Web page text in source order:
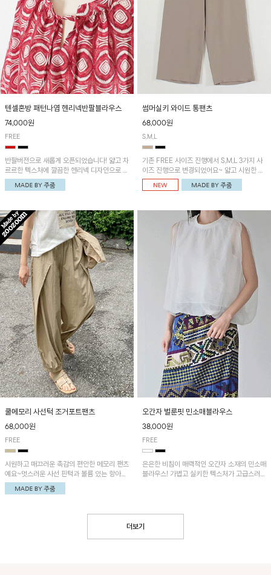
텐셀혼방 패턴나염 헨리넥반팔블라우스
74,000원
FREE
반팔버전으로 새롭게 오픈되었습니다! 얇고 차
르르한 텍스처에 깔끔한 헨리넥 디자인으로 제
작된 블라우스예요~볼륨감있는 소매 셔링과
세련된 나염패턴으로 유니크한 매력 UP!
썸머실키 와이드 통팬츠
68,000원
S,M,L
기존 FREE 사이즈 진행에서 S,M,L 3가지 사
이즈 진행으로 변경되었어요~ 얇고 시원한 원
단으로 제작된 와이드팬츠! 베이직한 디자인으
로 코디 활용도가 높은 아이템이에요~
쿨메모리 사선턱 조거포트팬츠
68,000원
FREE
시원하고 매끄러운 촉감의 편안한 메모리 팬츠
예요~멋스러운 사선 핀턱과 볼륨 있는 항아리
핏이 유니크한 아이템!
오간자 벌룬핏 민소매블라우스
38,000원
FREE
은은한 비침이 매력적인 오간자 소재의 민소매
블라우스! 가볍고 실키한 텍스처가 고급스러운
더보기